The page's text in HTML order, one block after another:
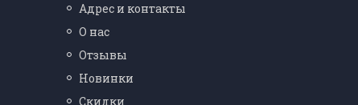
Адрес и контакты
О нас
Отзывы
Новинки
Скидки